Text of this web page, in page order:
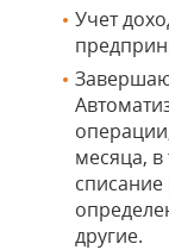
Учет
месяца,
другие.